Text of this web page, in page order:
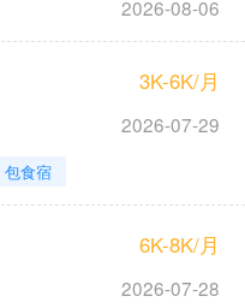
2026-08-06
3K-6K/月
2026-07-29
包食宿
6K-8K/月
2026-07-28